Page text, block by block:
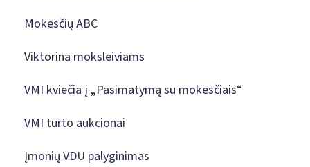
Mokesčių ABC
Viktorina moksleiviams
VMI kviečia į „Pasimatymą su mokesčiais“
VMI turto aukcionai
Įmonių VDU palyginimas